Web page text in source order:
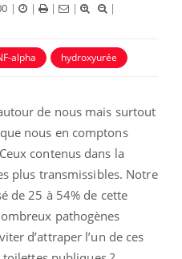
| | | |
|
alpha hydroxyurée
de nous mais surtout
nous en comptons
contenus dans la
plus transmissibles. Notre
de 25 à 54% de cette
pathogènes
d’attraper l’un de ces